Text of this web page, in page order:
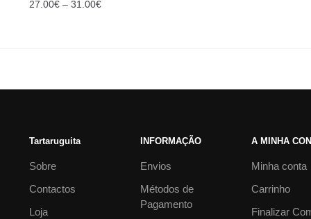
27.00€ – 31.00€
Tartaruguita
Sobre
Contactos
Loja
INFORMAÇÃO
Envios
Métodos de
Pagamento
A MINHA
Minha conta
Carrinho
Finalizar